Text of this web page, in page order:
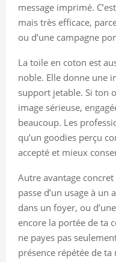
message imprimé.
mais très efficace,
ou d’une campagne
La toile en coton est
noble. Elle donne une
support jetable. Si ton
image sérieuse,
beaucoup. Les
qu’un goodies perçu
accepté et mieux
Autre avantage
passe d’un usage à un
dans un foyer, ou
encore la portée de ta
ne payes pas
présence répétée de